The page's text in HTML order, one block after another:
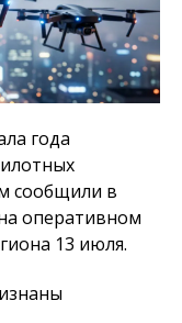
года
сообщили в
оперативном
13 июля.